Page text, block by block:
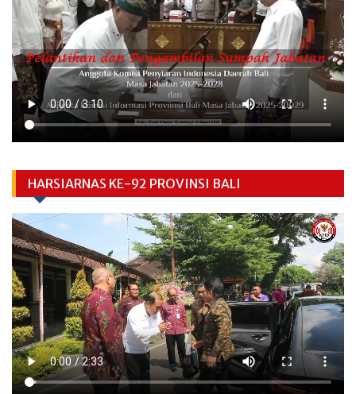
HARSIARNAS KE-92 PROVINSI BALI